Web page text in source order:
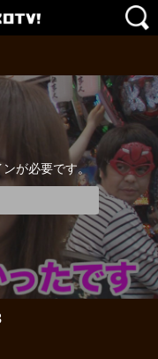
ンが必要です。